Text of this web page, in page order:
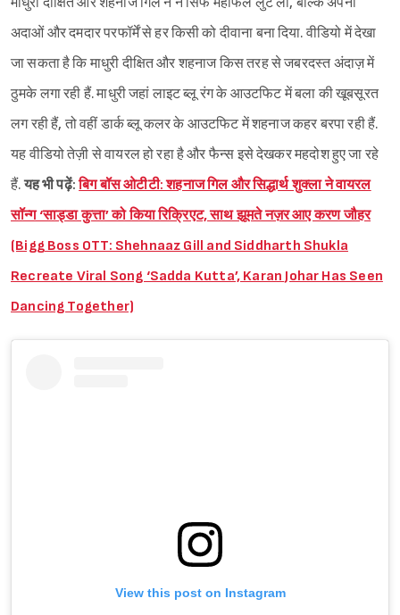
अदाओं और दमदार परफॉर्में से हर किसी को दीवाना बना दिया. वीडियो में देखा
जा सकता है कि माधुरी दीक्षित और शहनाज किस तरह से जबरदस्त अंदाज़ में
ठुमके लगा रही हैं. माधुरी जहां लाइट ब्लू रंग के आउटफिट में बला की खूबसूरत
लग रही हैं, तो वहीं डार्क ब्लू कलर के आउटफिट में शहनाज कहर बरपा रही हैं.
यह वीडियो तेज़ी से वायरल हो रहा है और फैन्स इसे देखकर महदोश हुए जा रहे
हैं.यह भी पढ़ें:बिग बॉस ओटीटी: शहनाज गिल और सिद्धार्थ शुक्ला ने वायरल
सॉन्ग ‘साड्डा कुत्ता’ को किया रिक्रिएट, साथ झूमते नज़र आए करण जौहर
(Bigg Boss OTT: Shehnaaz Gill and Siddharth Shukla
Recreate Viral Song ‘Sadda Kutta’, Karan Johar Has Seen
Dancing Together)
View this post on Instagram